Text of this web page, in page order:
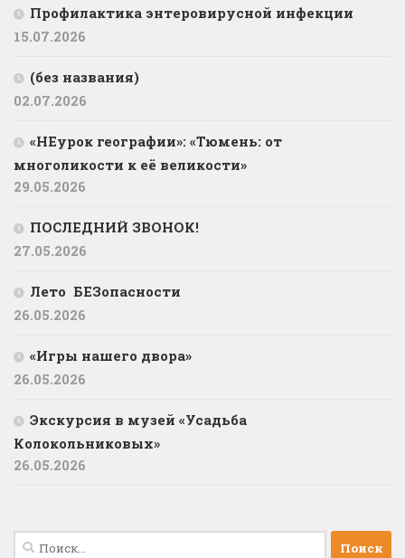
Профилактика энтеровирусной инфекции
15.07.2026
(без названия)
02.07.2026
«НЕурок географии»: «Тюмень: от
многоликости к её великости»
29.05.2026
ПОСЛЕДНИЙ ЗВОНОК!
27.05.2026
Лето БЕЗопасности
26.05.2026
«Игры нашего двора»
26.05.2026
Экскурсия в музей «Усадьба
Колокольниковых»
26.05.2026
Найти: